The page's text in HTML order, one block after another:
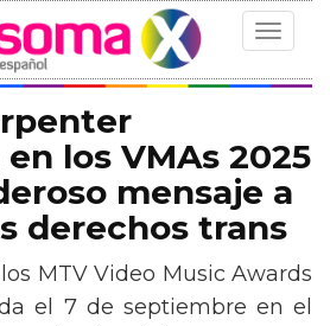
Toggle
los VMAs 2025
mensaje a
derechos trans
MTV Video Music Awards
el 7 de septiembre en el